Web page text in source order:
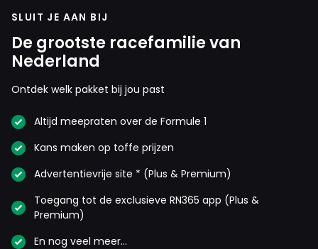
SLUIT JE AAN BIJ
De grootste racefamilie van
Nederland
Ontdek welk pakket bij jou past
Altijd meepraten over de Formule 1
Kans maken op toffe prijzen
Advertentievrije site * (Plus & Premium)
Toegang tot de exclusieve RN365 app (Plus &
Premium)
En nog veel meer…